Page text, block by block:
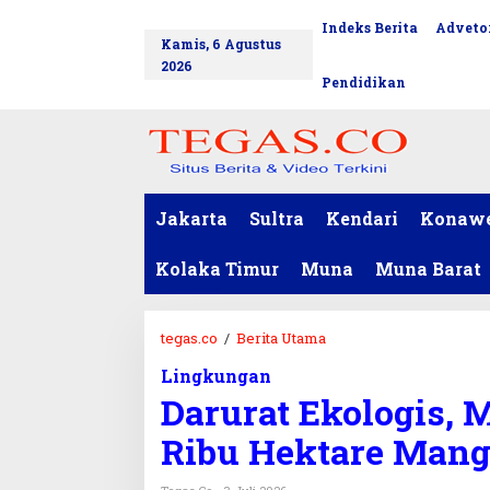
Kamis, 6 Agustus
2026
Indeks Berita
Pendidikan
Jakarta Sultra Kendari
Kolaka Timur Muna Muna Barat
tegas.co / Berita Utama
u
r
a
t
Lingkungan
Darurat Ekologis,
Ribu Hektare